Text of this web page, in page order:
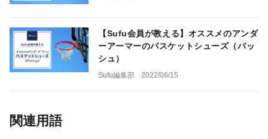
【Sufu会員が教える】オススメのアンダ
ーアーマーのバスケットシューズ（バッ
シュ）
Sufu編集部 2022/06/15
関連用語